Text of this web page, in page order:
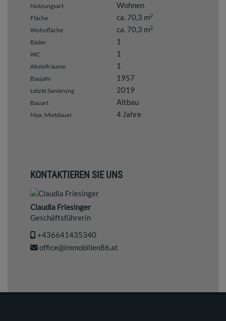
Nutzungsart Wohnen
Fläche ca. 70,3 m2
Wohnfläche ca. 70,3 m2
Bäder 1
WC 1
Abstellräume 1
Baujahr 1957
Letzte Sanierung 2019
Bauart Altbau
Max. Mietdauer 4 Jahre
KONTAKTIEREN SIE UNS
Claudia Friesinger
Geschäftsführerin
+436641435340
office@immobilien86.at